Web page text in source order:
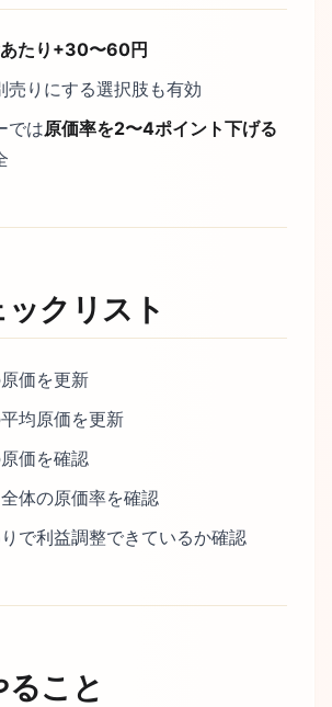
たり+30〜60円
売りにする選択肢も有効
では原価率を2〜4ポイント下げる
クリスト
価を更新
均原価を更新
価を確認
体の原価率を確認
で利益調整できているか確認
こと